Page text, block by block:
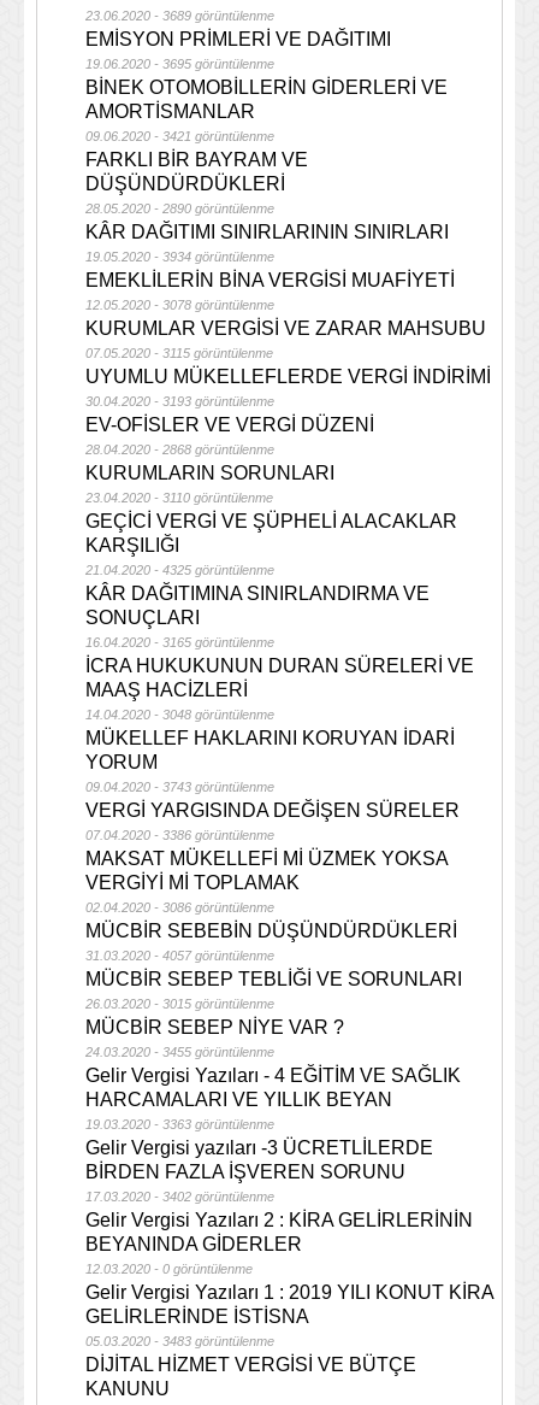
23.06.2020 - 3689 görüntülenme
EMİSYON PRİMLERİ VE DAĞITIMI
19.06.2020 - 3695 görüntülenme
BİNEK OTOMOBİLLERİN GİDERLERİ VE
AMORTİSMANLAR
09.06.2020 - 3421 görüntülenme
FARKLI BİR BAYRAM VE
DÜŞÜNDÜRDÜKLERİ
28.05.2020 - 2890 görüntülenme
KÂR DAĞITIMI SINIRLARININ SINIRLARI
19.05.2020 - 3934 görüntülenme
EMEKLİLERİN BİNA VERGİSİ MUAFİYETİ
12.05.2020 - 3078 görüntülenme
KURUMLAR VERGİSİ VE ZARAR MAHSUBU
07.05.2020 - 3115 görüntülenme
UYUMLU MÜKELLEFLERDE VERGİ İNDİRİMİ
30.04.2020 - 3193 görüntülenme
EV-OFİSLER VE VERGİ DÜZENİ
28.04.2020 - 2868 görüntülenme
KURUMLARIN SORUNLARI
23.04.2020 - 3110 görüntülenme
GEÇİCİ VERGİ VE ŞÜPHELİ ALACAKLAR
KARŞILIĞI
21.04.2020 - 4325 görüntülenme
KÂR DAĞITIMINA SINIRLANDIRMA VE
SONUÇLARI
16.04.2020 - 3165 görüntülenme
İCRA HUKUKUNUN DURAN SÜRELERİ VE
MAAŞ HACİZLERİ
14.04.2020 - 3048 görüntülenme
MÜKELLEF HAKLARINI KORUYAN İDARİ
YORUM
09.04.2020 - 3743 görüntülenme
VERGİ YARGISINDA DEĞİŞEN SÜRELER
07.04.2020 - 3386 görüntülenme
MAKSAT MÜKELLEFİ Mİ ÜZMEK YOKSA
VERGİYİ Mİ TOPLAMAK
02.04.2020 - 3086 görüntülenme
MÜCBİR SEBEBİN DÜŞÜNDÜRDÜKLERİ
31.03.2020 - 4057 görüntülenme
MÜCBİR SEBEP TEBLİĞİ VE SORUNLARI
26.03.2020 - 3015 görüntülenme
MÜCBİR SEBEP NİYE VAR ?
24.03.2020 - 3455 görüntülenme
Gelir Vergisi Yazıları - 4 EĞİTİM VE SAĞLIK
HARCAMALARI VE YILLIK BEYAN
19.03.2020 - 3363 görüntülenme
Gelir Vergisi yazıları -3 ÜCRETLİLERDE
BİRDEN FAZLA İŞVEREN SORUNU
17.03.2020 - 3402 görüntülenme
Gelir Vergisi Yazıları 2 : KİRA GELİRLERİNİN
BEYANINDA GİDERLER
12.03.2020 - 0 görüntülenme
Gelir Vergisi Yazıları 1 : 2019 YILI KONUT KİRA
GELİRLERİNDE İSTİSNA
05.03.2020 - 3483 görüntülenme
DİJİTAL HİZMET VERGİSİ VE BÜTÇE
KANUNU